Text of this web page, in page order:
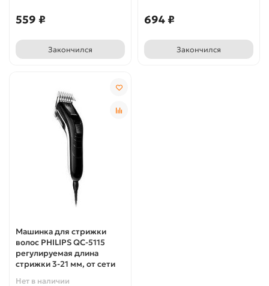
559 ₽
Закончился
694 ₽
Закончился
Машинка для стрижки
волос PHILIPS QC-5115
регулируемая длина
стрижки 3-21 мм, от сети
Нет в наличии